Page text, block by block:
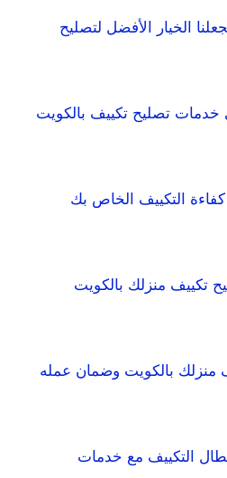
الخيار الأفضل لتصليح
خدمات تصليح تكييف بالكويت
كفاءة التكييف الخاص بك
تكييف منزلك بالكويت
منزلك بالكويت وضمان عمله
التكييف مع خدمات